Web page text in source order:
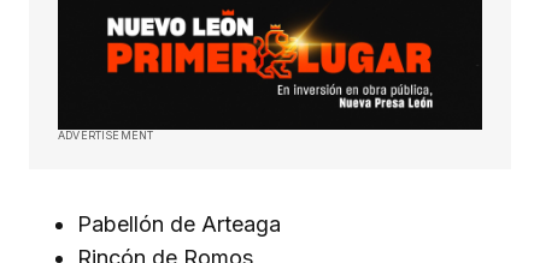
ADVERTISEMENT
Pabellón de Arteaga
Rincón de Romos